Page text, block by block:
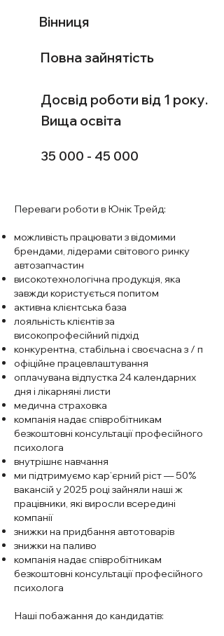
Вінниця
Повна зайнятість
Досвід роботи від 1 року.
Вища освіта
35 000 - 45 000
Переваги роботи в Юнік Трейд:
можливість працювати з відомими
брендами, лідерами світового ринку
автозапчастин
високотехнологічна продукція, яка
завжди користується попитом
активна клієнтська база
лояльність клієнтів за
високопрофесійний підхід
конкурентна, стабільна і своєчасна з / п
офіційне працевлаштування
оплачувана відпустка 24 календарних
дня і лікарняні листи
медична страховка
компанія надає співробітникам
безкоштовні консультації професійного
психолога
внутрішнє навчання
ми підтримуємо кар’єрний ріст — 50%
вакансій у 2025 році зайняли наші ж
працівники, які виросли всередині
компанії
знижки на придбання автотоварів
знижки на паливо
компанія надає співробітникам
безкоштовні консультації професійного
психолога
Наші побажання до кандидатів: